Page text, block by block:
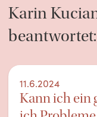
Karin
beantwortet:
11.6.2024
Kann ich ein